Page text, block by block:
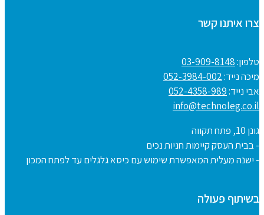
צרו איתנו קשר
טלפון:03-909-8148
מיכה נייד:052-3984-002
אבי נייד:052-4358-989
info@technoleg.co.il
גונן 10, פתח תקווה
- בבית העסק קיימות חניות נכים
- ישנה מעלית המאפשרת שימוש עם כיסא גלגלים עד לפתח המכון
בשיתוף פעולה